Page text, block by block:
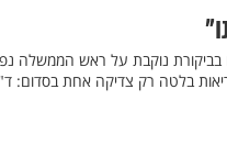
בביקורת נוקבת על ראש הממשלה
בלטה רק צדיקה אחת בסדום: